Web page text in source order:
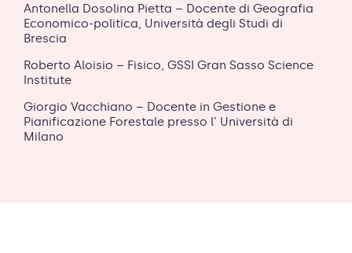
Antonella Dosolina Pietta – Docente di Geografia
Economico-politica, Università degli Studi di
Brescia
Roberto Aloisio – Fisico, GSSI Gran Sasso Science
Institute
Giorgio Vacchiano – Docente in Gestione e
Pianificazione Forestale presso l’ Università di
Milano